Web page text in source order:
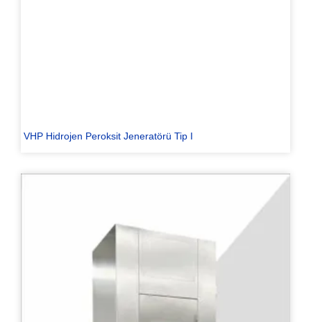
VHP Hidrojen Peroksit Jeneratörü Tip I